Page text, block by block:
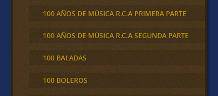
100 AÑOS DE MÚSICA R.C.A PRIMERA PARTE
100 AÑOS DE MÚSICA R.C.A SEGUNDA PARTE
100 BALADAS
100 BOLEROS